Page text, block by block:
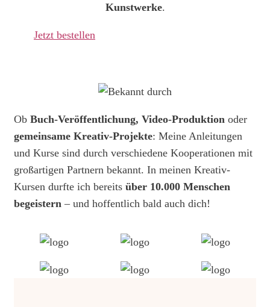
Kunstwerke.
Jetzt bestellen
Ob Buch-Veröffentlichung, Video-Produktion oder
gemeinsame Kreativ-Projekte: Meine Anleitungen
und Kurse sind durch verschiedene Kooperationen mit
großartigen Partnern bekannt. In meinen Kreativ-
Kursen durfte ich bereits über 10.000 Menschen
begeistern – und hoffentlich bald auch dich!